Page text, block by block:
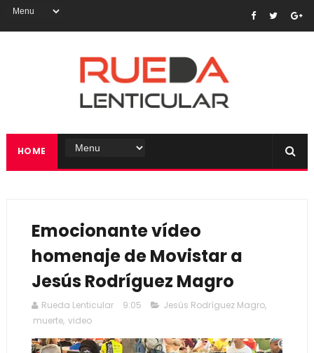
HOME
Emocionante vídeo
homenaje de Movistar a
Jesús Rodríguez Magro
Rueda Lenticular 9:05 Jesús Rodríguez Magro,
muerte, video